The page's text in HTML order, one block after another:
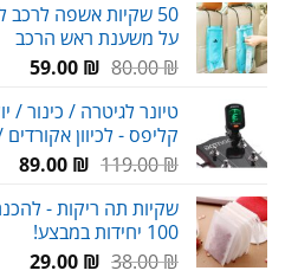
היה:
180.00 ₪.
50 שקיות אשפה
על משענת ראש הרכב
80.00₪
המחיר
היה:
80.00 ₪.
59.00 ₪
הוא:
₪.
טיונר לגיטרה / כינור /
קליפס - לכיוון אקורדים
119.00₪
המחיר
היה:
119.00 ₪.
89.00 ₪
שקיות תה ריקות -
100 יחידות במבצע!
38.00₪
המחיר29.00 ₪